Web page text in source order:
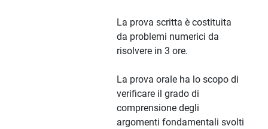
La prova scritta è costituita
da problemi numerici da
risolvere in 3 ore.
La prova orale ha lo scopo di
verificare il grado di
comprensione degli
argomenti fondamentali svolti